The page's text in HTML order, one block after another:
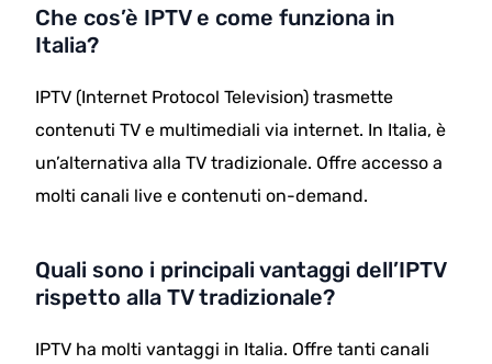
Che cos’è IPTV e come funziona in
Italia?
IPTV (Internet Protocol Television) trasmette
contenuti TV e multimediali via internet. In Italia, è
un’alternativa alla TV tradizionale. Offre accesso a
molti canali live e contenuti on-demand.
Quali sono i principali vantaggi dell’IPTV
rispetto alla TV tradizionale?
IPTV ha molti vantaggi in Italia. Offre tanti canali